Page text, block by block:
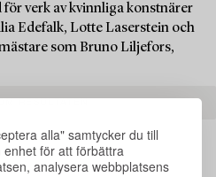
alla" samtycker du till
enhet för att förbättra
analysera webbplatsens
verk av kvinnliga konstnärer
Edefalk, Lotte Laserstein och
som Bruno Liljefors,